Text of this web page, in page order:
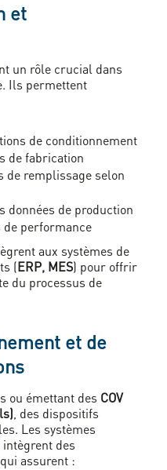
et
un rôle crucial dans
Ils permettent
de conditionnement
de fabrication
de remplissage selon
données de production
performance
aux systèmes de
(ERP, MES) pour offrir
du processus de
et de
ou émettant des COV
, des dispositifs
Les systèmes
intègrent des
qui assurent :